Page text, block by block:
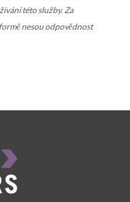
této služby. Za
nesou odpovědnost